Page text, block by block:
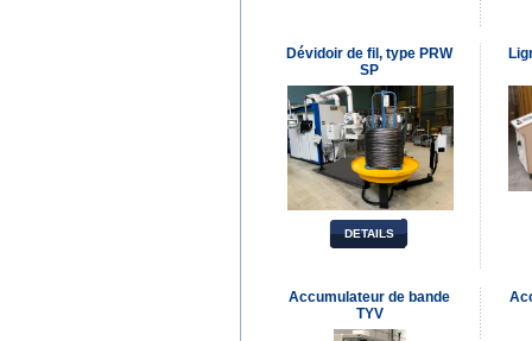
Dévidoir de fil, type PRW
SP
DETAILS
Accumulateur de bande
TYV